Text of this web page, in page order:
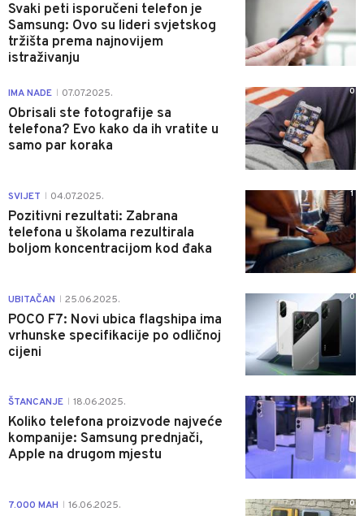
Svaki peti isporučeni telefon je
Samsung: Ovo su lideri svjetskog
tržišta prema najnovijem
istraživanju
IMA NADE 07.07.2025.
Obrisali ste fotografije sa
telefona? Evo kako da ih vratite u
samo par koraka
0
SVIJET 04.07.2025.
Pozitivni rezultati: Zabrana
telefona u školama rezultirala
boljom koncentracijom kod đaka
1
UBITAČAN 25.06.2025.
POCO F7: Novi ubica flagshipa ima
vrhunske specifikacije po odličnoj
cijeni
0
ŠTANCANJE 18.06.2025.
Koliko telefona proizvode najveće
kompanije: Samsung prednjači,
Apple na drugom mjestu
0
7.000 MAH 16.06.2025. 0